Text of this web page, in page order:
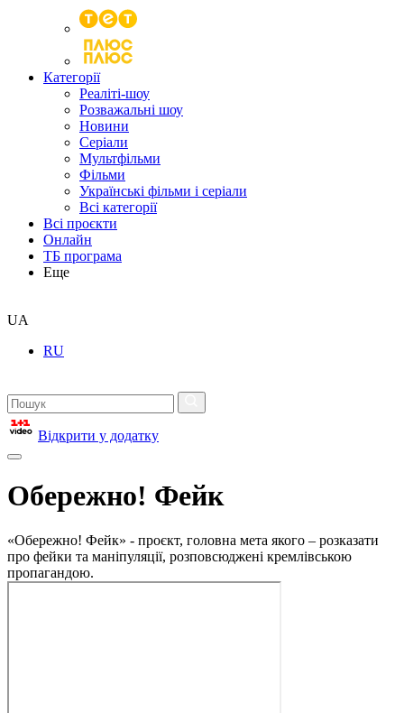
Категорії
Реаліті-шоу
Розважальні шоу
Новини
Серіали
Мультфільми
Фільми
Українські фільми і серіали
Всі категорії
Всі проєкти
Онлайн
ТБ програма
Еще
UA
RU
Відкрити у додатку
Обережно! Фейк
«Обережно! Фейк» - проєкт, головна мета якого – розказати
про фейки та маніпуляції, розповсюджені кремлівською
пропагандою.